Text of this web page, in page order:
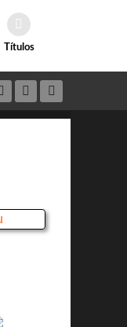
Títulos